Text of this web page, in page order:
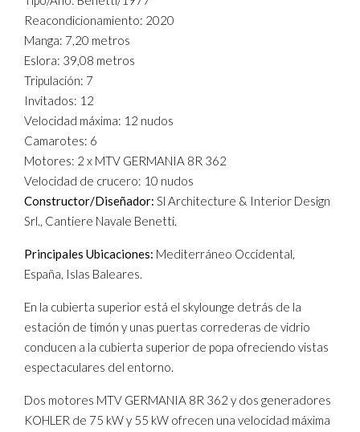
Reacondicionamiento: 2020
Manga: 7,20 metros
Eslora: 39,08 metros
Tripulación: 7
Invitados: 12
Velocidad máxima: 12 nudos
Camarotes: 6
Motores: 2 x MTV GERMANIA 8R 362
Velocidad de crucero: 10 nudos
Constructor/Diseñador: Sl Architecture & Interior Design
Srl., Cantiere Navale Benetti.
Principales Ubicaciones: Mediterráneo Occidental,
España, Islas Baleares.
En la cubierta superior está el skylounge detrás de la
estación de timón y unas puertas correderas de vidrio
conducen a la cubierta superior de popa ofreciendo vistas
espectaculares del entorno.
Dos motores MTV GERMANIA 8R 362 y dos generadores
KOHLER de 75 kW y 55 kW ofrecen una velocidad máxima